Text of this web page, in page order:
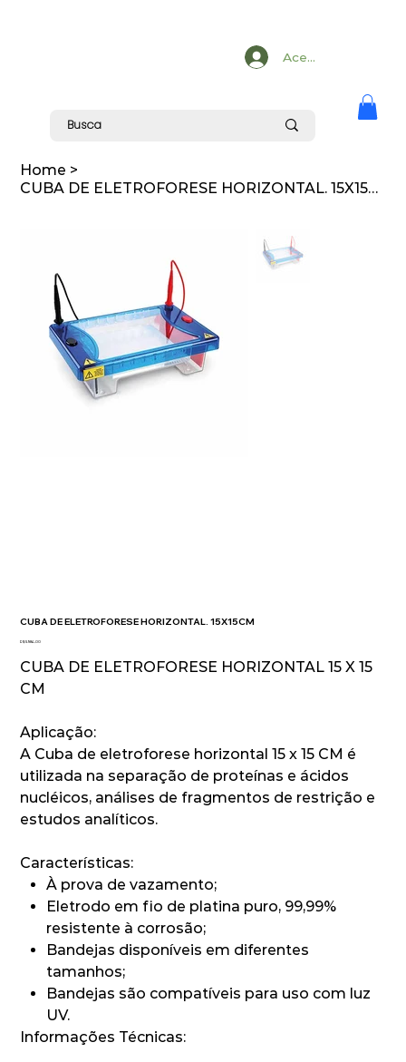
Acesse
Home >
CUBA DE ELETROFORESE HORIZONTAL. 15X15CM
CUBA DE ELETROFORESE HORIZONTAL. 15X15CM
Preço
R$ 5.984,00
CUBA DE ELETROFORESE HORIZONTAL 15 X 15
CM
Aplicação:
A Cuba de eletroforese horizontal 15 x 15 CM é
utilizada na separação de proteínas e ácidos
nucléicos, análises de fragmentos de restrição e
estudos analíticos.
Características:
À prova de vazamento;
Eletrodo em fio de platina puro, 99,99%
resistente à corrosão;
Bandejas disponíveis em diferentes
tamanhos;
Bandejas são compatíveis para uso com luz
UV.
Informações Técnicas: